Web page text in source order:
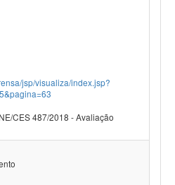
jsp/visualiza/index.jsp?
CES 487/2018 - Avaliação